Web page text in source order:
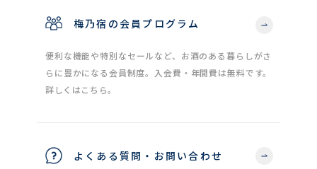
梅乃宿の会員プログラム
便利な機能や特別なセールなど、お酒のある暮らしがさ
らに豊かになる会員制度。入会費・年間費は無料です。
詳しくはこちら。
よくある質問・お問い合わせ